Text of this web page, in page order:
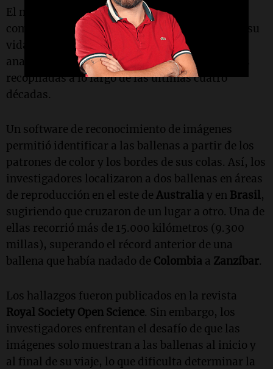
El monitoreo de estos mamíferos marinos es
complicado, dado que pasan la mayor parte de su
vida sumergidos. En el estudio reciente, se
analizaron más de 19.000 imágenes de ballenas
recopiladas a lo largo de las últimas cuatro
décadas.
Un software de reconocimiento de imágenes
permitió identificar a las ballenas a partir de los
patrones de color y los bordes de sus colas. Así, los
investigadores localizaron a dos ballenas en áreas
de reproducción en el este de Australia y en Brasil,
sugiriendo que cruzaron de un lugar a otro. Una de
ellas recorrió más de 15.000 kilómetros (9.300
millas), superando el récord anterior de una
ballena que había nadado de Colombia a Zanzíbar.
Los hallazgos fueron publicados en la revista
Royal Society Open Science. Sin embargo, los
investigadores enfrentan el desafío de que las
imágenes solo muestran a las ballenas al inicio y
al final de su viaje, lo que dificulta determinar la